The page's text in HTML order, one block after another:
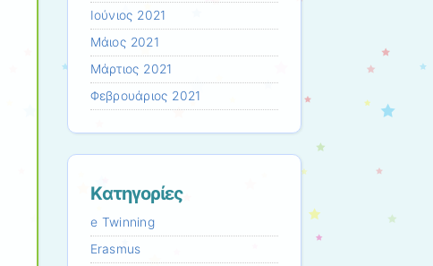
Ιούνιος 2021
Μάιος 2021
Μάρτιος 2021
Φεβρουάριος 2021
Kατηγορίες
e Twinning
Erasmus